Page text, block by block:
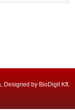
Designed by BioDigit Kft.